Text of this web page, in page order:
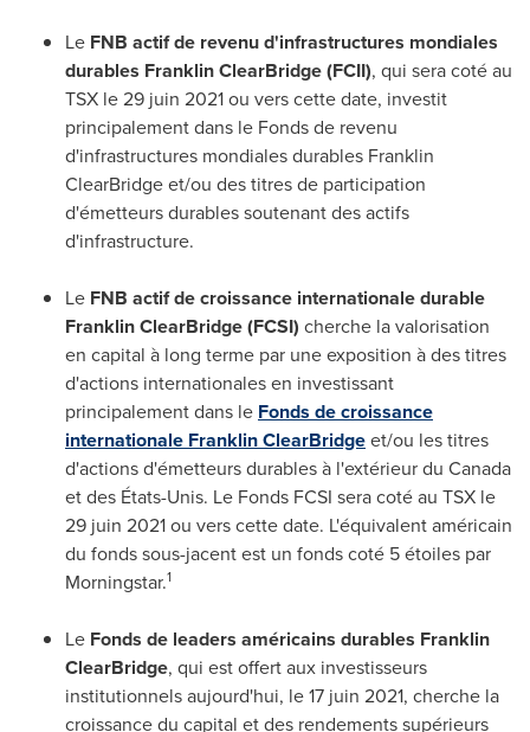
Le FNB actif de revenu d'infrastructures mondiales
durables Franklin ClearBridge (FCII), qui sera coté au
TSX le 29 juin 2021 ou vers cette date, investit
principalement dans le Fonds de revenu
d'infrastructures mondiales durables Franklin
ClearBridge et/ou des titres de participation
d'émetteurs durables soutenant des actifs
d'infrastructure.
Le FNB actif de croissance internationale durable
Franklin ClearBridge (FCSI) cherche la valorisation
en capital à long terme par une exposition à des titres
d'actions internationales en investissant
principalement dans le Fonds de croissance
internationale Franklin ClearBridgeet/ou les titres
d'actions d'émetteurs durables à l'extérieur du Canada
et des États-Unis. Le Fonds FCSI sera coté au TSX le
29 juin 2021 ou vers cette date. L'équivalent américain
du fonds sous-jacent est un fonds coté 5 étoiles par
Morningstar.1
Le Fonds de leaders américains durables Franklin
ClearBridge, qui est offert aux investisseurs
institutionnels aujourd'hui, le 17 juin 2021, cherche la
croissance du capital et des rendements supérieurs